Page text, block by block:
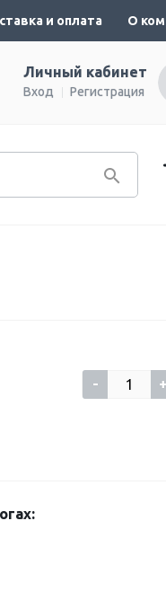
и оплата О
Личный кабинет
Вход Регистрация
- +